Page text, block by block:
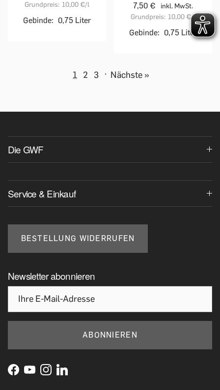
Grundpreis: 10,00 €/l
Gebinde: 0,75 Liter
7,50 €
inkl. MwSt.
Grundpreis: 10,00 €/l
Gebinde: 0,75 Liter
1 2 3 · Nächste »
Die GWF
Service & Einkauf
BESTELLUNG WIDERRUFEN
Newsletter abonnieren
ABONNIEREN